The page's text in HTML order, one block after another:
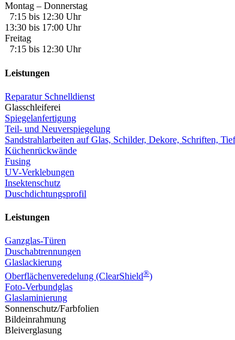
Montag – Donnerstag
7:15 bis 12:30 Uhr
13:30 bis 17:00 Uhr
Freitag
7:15 bis 12:30 Uhr
Leistungen
Reparatur Schnelldienst
Glasschleiferei
Spiegelanfertigung
Teil- und Neuverspiegelung
Sandstrahlarbeiten auf Glas, Schilder, Dekore, Schriften,
Küchenrückwände
Fusing
UV-Verklebungen
Insektenschutz
Duschdichtungsprofil
Leistungen
Ganzglas-Türen
Duschabtrennungen
Glaslackierung
Oberflächenveredelung (ClearShield®)
Foto-Verbundglas
Glaslaminierung
Sonnenschutz/Farbfolien
Bildeinrahmung
Bleiverglasung